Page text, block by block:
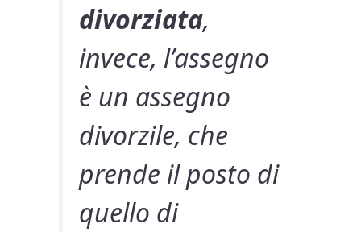
divorziata,
invece, l’assegno
è un assegno
divorzile, che
prende il posto di
quello di